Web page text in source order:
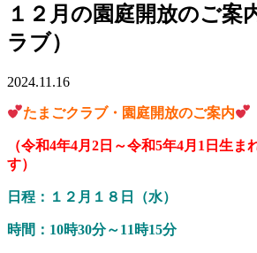
１２月の園庭開放のご案
ラブ）
2024.11.16
たまごクラブ・園庭開放のご案内
（令和4年4月2日～令和5年4月1日生ま
す）
日程：１２月１８日（水）
時間：10時30分～11時15分